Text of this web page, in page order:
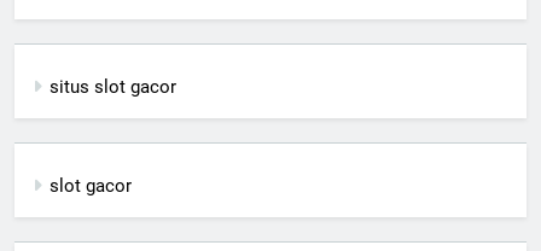
situs slot gacor
slot gacor